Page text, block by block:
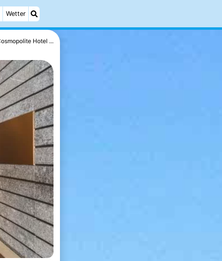
Wetter
Hotel ...